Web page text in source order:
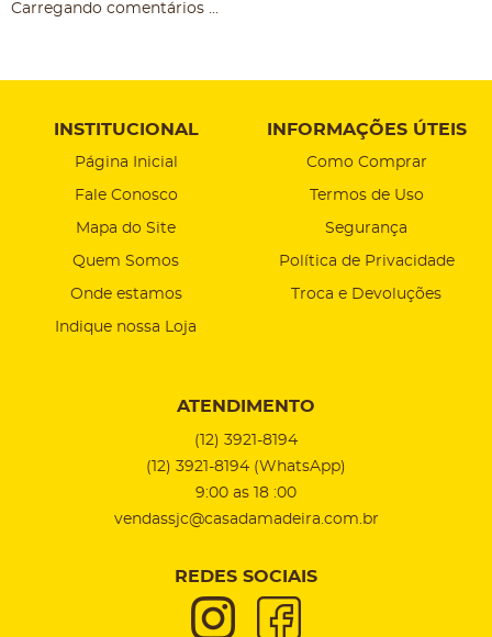
Carregando comentários ...
INSTITUCIONAL
Página Inicial
Fale Conosco
Mapa do Site
Quem Somos
Onde estamos
Indique nossa Loja
INFORMAÇÕES ÚTEIS
Como Comprar
Termos de Uso
Segurança
Política de Privacidade
Troca e Devoluções
ATENDIMENTO
(12) 3921-8194
(12) 3921-8194 (WhatsApp)
9:00 as 18 :00
vendassjc@casadamadeira.com.br
REDES SOCIAIS